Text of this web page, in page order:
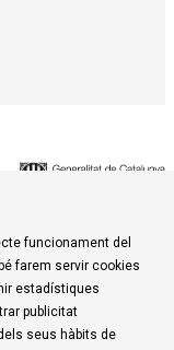
funcionament del
farem servir cookies
estadístiques
publicitat
seus hàbits de